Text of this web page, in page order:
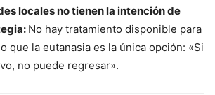
locales no tienen la intención de
No hay tratamiento disponible para
que la eutanasia es la única opción: «Si
no puede regresar».